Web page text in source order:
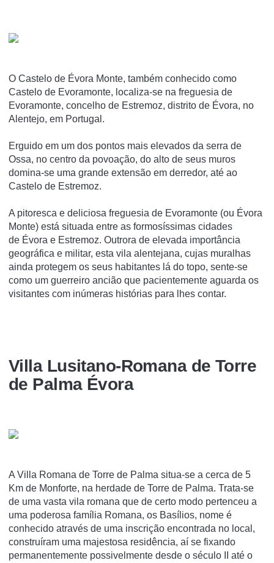
O Castelo de Évora Monte, também conhecido como
Castelo de Evoramonte, localiza-se na freguesia de
Evoramonte, concelho de Estremoz, distrito de Évora, no
Alentejo, em Portugal.
Erguido em um dos pontos mais elevados da serra de
Ossa, no centro da povoação, do alto de seus muros
domina-se uma grande extensão em derredor, até ao
Castelo de Estremoz.
A pitoresca e deliciosa freguesia de Evoramonte (ou Évora
Monte) está situada entre as formosíssimas cidades
de Évora e Estremoz. Outrora de elevada importância
geográfica e militar, esta vila alentejana, cujas muralhas
ainda protegem os seus habitantes lá do topo, sente-se
como um guerreiro ancião que pacientemente aguarda os
visitantes com inúmeras histórias para lhes contar.
Villa Lusitano-Romana de Torre
de Palma Évora
A Villa Romana de Torre de Palma situa-se a cerca de 5
Km de Monforte, na herdade de Torre de Palma. Trata-se
de uma vasta vila romana que de certo modo pertenceu a
uma poderosa famí­lia Romana, os Basí­lios, nome é
conhecido através de uma inscrição encontrada no local,
construí­ram uma majestosa residência, aí­ se fixando
permanentemente possivelmente desde o século II até o